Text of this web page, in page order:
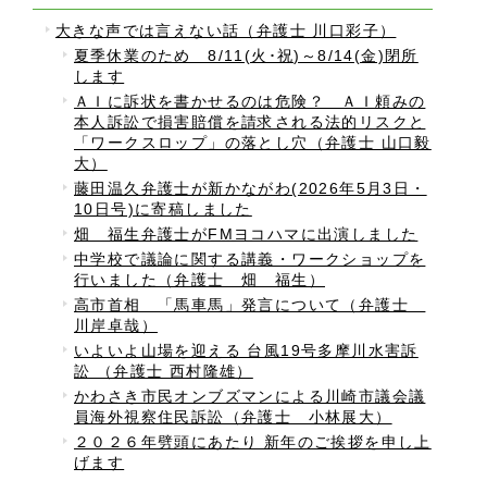
大きな声では言えない話（弁護士 川口彩子）
夏季休業のため 8/11(火･祝)～8/14(金)閉所
します
ＡＩに訴状を書かせるのは危険？ ＡＩ頼みの
本人訴訟で損害賠償を請求される法的リスクと
「ワークスロップ」の落とし穴（弁護士 山口毅
大）
藤田温久弁護士が新かながわ(2026年5月3日・
10日号)に寄稿しました
畑 福生弁護士がFMヨコハマに出演しました
中学校で議論に関する講義・ワークショップを
行いました（弁護士 畑 福生）
高市首相 「馬車馬」発言について（弁護士
川岸卓哉）
いよいよ山場を迎える 台風19号多摩川水害訴
訟 （弁護士 西村隆雄）
かわさき市民オンブズマンによる川崎市議会議
員海外視察住民訴訟（弁護士 小林展大）
２０２６年劈頭にあたり 新年のご挨拶を申し上
げます